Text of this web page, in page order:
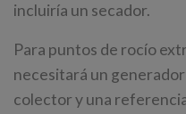
incluiría un secador.
Para puntos de rocío
necesitará un
colector y una